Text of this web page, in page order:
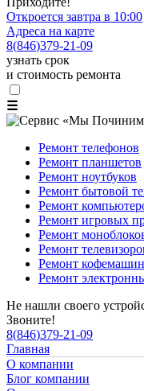
Откроется завтра в 10:00
Адреса на карте
8(846)379-21-09
узнать срок
и стоимость ремонта
☰
Ремонт телефонов
Ремонт планшетов
Ремонт ноутбуков
Ремонт бытовой
Ремонт
Ремонт игровых
Ремонт
Ремонт
Ремонт кофемашин
Ремонт
Не нашли своего
Звоните!
8(846)379-21-09
Главная
О компании
Блог компании